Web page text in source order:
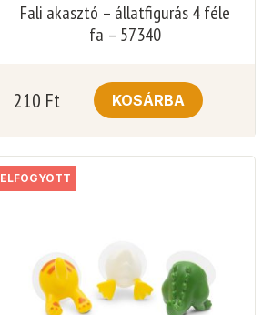
Fali akasztó – állatfigurás 4 féle
fa – 57340
210 Ft KOSÁRBA
ELFOGYOTT